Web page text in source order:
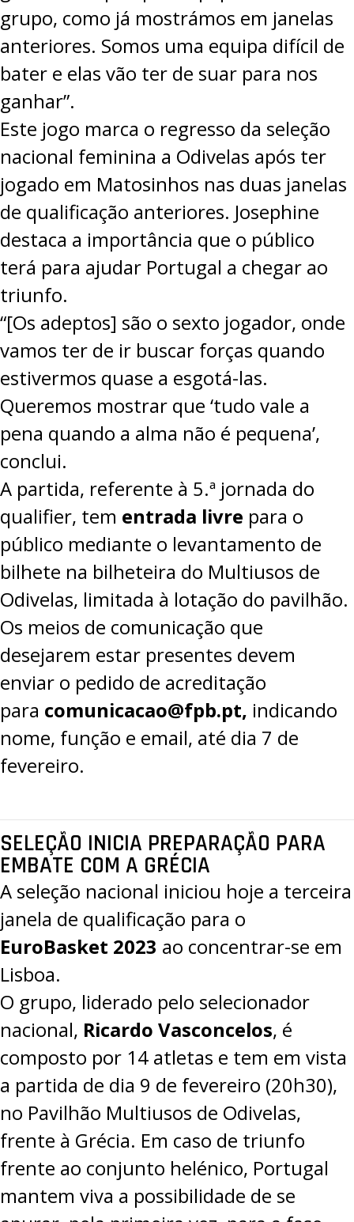
grupo, como já mostrámos em janelas
anteriores. Somos uma equipa difícil de
bater e elas vão ter de suar para nos
ganhar”.
Este jogo marca o regresso da seleção
nacional feminina a Odivelas após ter
jogado em Matosinhos nas duas janelas
de qualificação anteriores. Josephine
destaca a importância que o público
terá para ajudar Portugal a chegar ao
triunfo.
“[Os adeptos] são o sexto jogador, onde
vamos ter de ir buscar forças quando
estivermos quase a esgotá-las.
Queremos mostrar que ‘tudo vale a
pena quando a alma não é pequena’,
conclui.
A partida, referente à 5.ª jornada do
qualifier, tem entrada livre para o
público mediante o levantamento de
bilhete na bilheteira do Multiusos de
Odivelas, limitada à lotação do pavilhão.
Os meios de comunicação que
desejarem estar presentes devem
enviar o pedido de acreditação
para comunicacao@fpb.pt, indicando
nome, função e email, até dia 7 de
fevereiro.
SELEÇÃO INICIA PREPARAÇÃO PARA
EMBATE COM A GRÉCIA
A seleção nacional iniciou hoje a terceira
janela de qualificação para o
EuroBasket 2023 ao concentrar-se em
Lisboa.
O grupo, liderado pelo selecionador
nacional, Ricardo Vasconcelos, é
composto por 14 atletas e tem em vista
a partida de dia 9 de fevereiro (20h30),
no Pavilhão Multiusos de Odivelas,
frente à Grécia. Em caso de triunfo
frente ao conjunto helénico, Portugal
mantem viva a possibilidade de se